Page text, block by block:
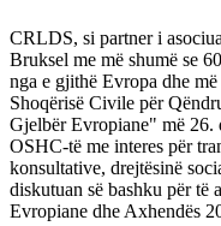
CRLDS, si partner i
Bruksel me më shumë se
nga e gjithë Evropa dhe
Shoqërisë Civile për
Gjelbër Evropiane" më 26.
OSHC-të me interes për
konsultative, drejtësinë
diskutuan së bashku për të
Evropiane dhe Axhendës